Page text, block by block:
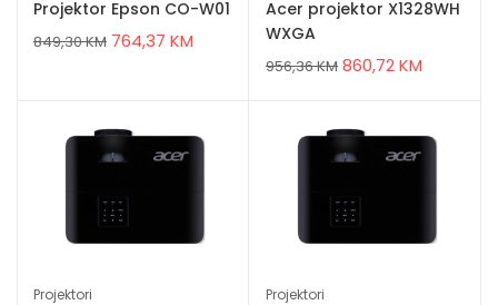
Projektor Epson CO-W01
849,30KM 764,37 KM
Acer projektor X1328WH
WXGA
956,36KM 860,72KM
Projektori Projektori